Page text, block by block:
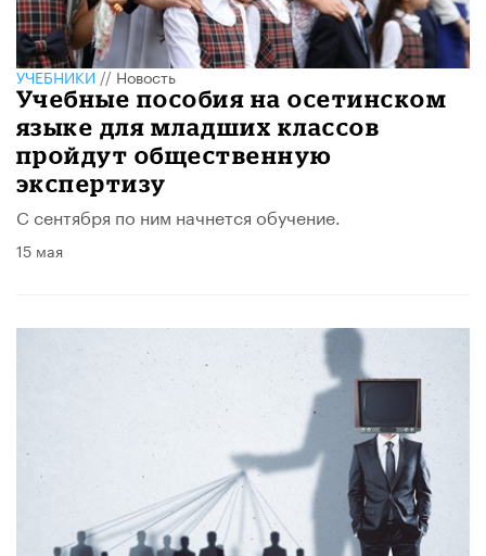
УЧЕБНИКИ//Новость
Учебные пособия на осетинском
языке для младших классов
пройдут общественную
экспертизу
С сентября по ним начнется обучение.
15 мая